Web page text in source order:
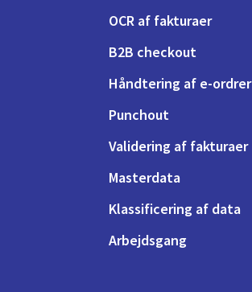
OCR af fakturaer
B2B checkout
Håndtering af e-ordrer
Punchout
Validering af fakturaer
Masterdata
Klassificering af data
Arbejdsgang